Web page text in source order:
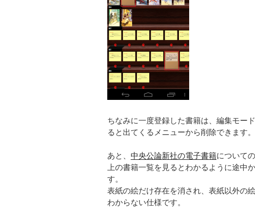
ちなみに一度登録した書籍は、編集モー
ると出てくるメニューから削除できます。
あと、 中央公論新社の電子書籍について
上の書籍一覧を見るとわかるように途中
す。
表紙の絵だけ存在を消され、表紙以外の
わからない仕様です。